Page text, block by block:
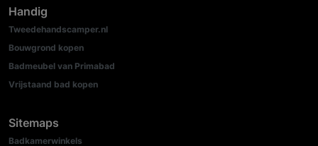
Handig
Tweedehandscamper.nl
Bouwgrond kopen
Badmeubel van Primabad
Vrijstaand bad kopen
Sitemaps
Badkamerwinkels